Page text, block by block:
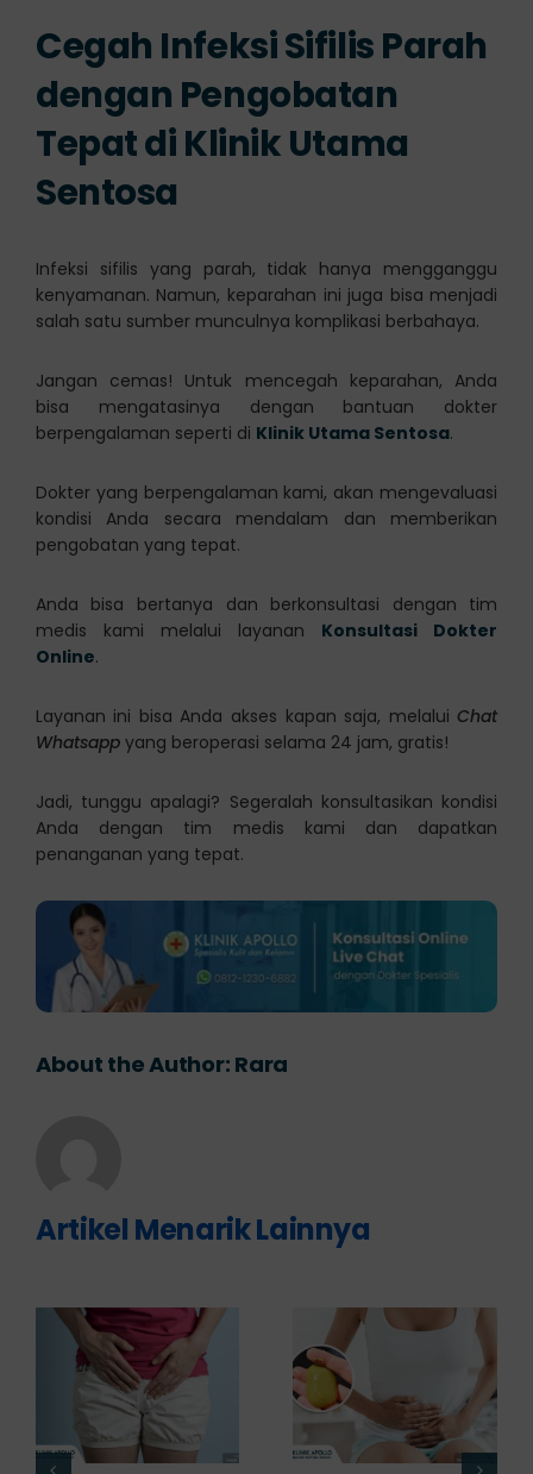
Cegah Infeksi Sifilis Parah
dengan Pengobatan
Tepat di Klinik Utama
Sentosa
Infeksi sifilis yang parah, tidak hanya mengganggu
kenyamanan. Namun, keparahan ini juga bisa menjadi
salah satu sumber munculnya komplikasi berbahaya.
Jangan cemas! Untuk mencegah keparahan, Anda
bisa mengatasinya dengan bantuan dokter
berpengalaman seperti di Klinik Utama Sentosa.
Dokter yang berpengalaman kami, akan mengevaluasi
kondisi Anda secara mendalam dan memberikan
pengobatan yang tepat.
Anda bisa bertanya dan berkonsultasi dengan tim
medis kami melalui layanan Konsultasi Dokter
Online.
Layanan ini bisa Anda akses kapan saja, melaluiChat
Whatsappyang beroperasi selama 24 jam, gratis!
Jadi, tunggu apalagi? Segeralah konsultasikan kondisi
Anda dengan tim medis kami dan dapatkan
penanganan yang tepat.
About the Author: Rara
Artikel Menarik Lainnya